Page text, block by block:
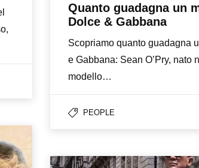
Quanto guadagna un
Dolce & Gabbana
Scopriamo quanto guadagna
e Gabbana: Sean O’Pry, nato
modello…
PEOPLE